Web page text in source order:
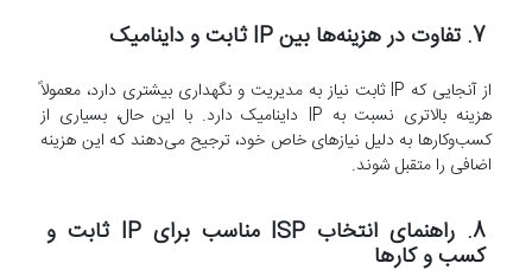
7. تفاوت در هزینه‌ها بین IP ثابت و داینامیک
از آنجایی که IP ثابت نیاز به مدیریت و نگهداری بیشتری دارد، معمولاً
هزینه بالاتری نسبت به IP داینامیک دارد. با این حال، بسیاری از
کسب‌وکارها به دلیل نیازهای خاص خود، ترجیح می‌دهند که این هزینه
اضافی را متقبل شوند.
8. راهنمای انتخاب ISP مناسب برای IP ثابت و
کسب و کارها